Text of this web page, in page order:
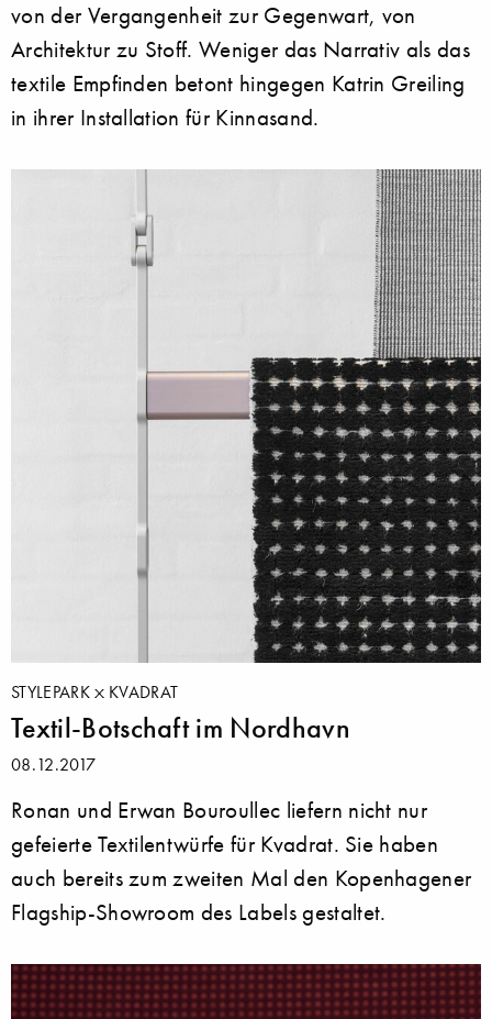
von der Vergangenheit zur Gegenwart, von
Architektur zu Stoff. Weniger das Narrativ als das
textile Empfinden betont hingegen Katrin Greiling
in ihrer Installation für Kinnasand.
STYLEPARK KVADRAT
Textil-Botschaft im Nordhavn
08.12.2017
Ronan und Erwan Bouroullec liefern nicht nur
gefeierte Textilentwürfe für Kvadrat. Sie haben
auch bereits zum zweiten Mal den Kopenhagener
Flagship-Showroom des Labels gestaltet.